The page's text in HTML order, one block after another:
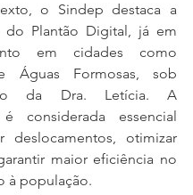
o Sindep destaca a
do Plantão Digital, já em
em cidades como
Águas Formosas, sob
da Dra. Letícia. A
é considerada essencial
deslocamentos, otimizar
maior eficiência no
à população.